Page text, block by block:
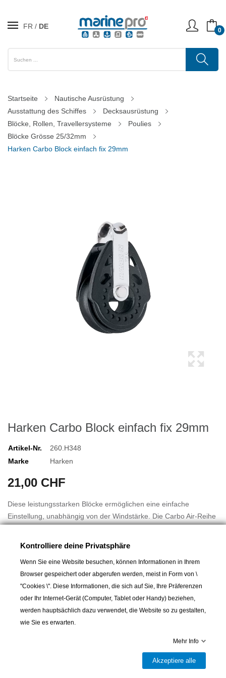
FR DE 0
Startseite
Nautische Ausrüstung
Ausstattung des Schiffes
Decksausrüstung
Blöcke, Rollen, Travellersysteme
Poulies
Blöcke Grösse 25/32mm
Harken Carbo Block einfach fix 29mm
Harken Carbo Block einfach fix 29mm
Artikel-Nr.
260.H348
Marke
Harken
21,00 CHF
Diese leistungsstarken Blöcke ermöglichen eine einfache
Einstellung, unabhängig von der Windstärke. Die Carbo Air-Reihe
an alle Segelboote anzupassen: Einfach-, Doppel-, Dreifach-,
Vierfach-, Fünffach-, Ratschen-, Geigen- und Transfil-
Befestigungsblöcke. Diese Blöcke sind ideal für die Groß-, Fock-
und Spinnakerschoten von Jollen und Regattabooten sowie für
die Trimmschoten von Booten jeder Größe.
Widerstandsfähig und leicht
-Hergestellt aus faserverstärktem Verbundmaterial, das
Kontrolliere deine Privatsphäre
Wenn Sie eine Website besuchen, können Informationen in Ihrem
Browser gespeichert oder abgerufen werden, meist in Form von \
"Cookies \". Diese Informationen, die sich auf Sie, Ihre Präferenzen
oder Ihr Internet-Gerät (Computer, Tablet oder Handy) beziehen,
werden hauptsächlich dazu verwendet, die Website so zu gestalten,
wie Sie es erwarten.
Mehr Info
Akzeptiere alle